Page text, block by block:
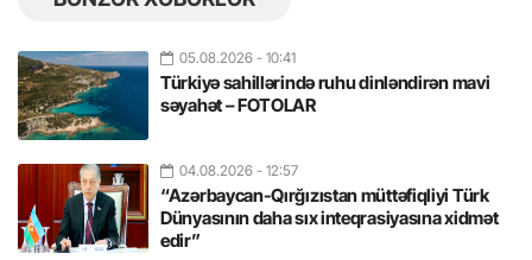
05.08.2026 - 10:41
Türkiyə sahillərində ruhu dinləndirən mavi
səyahət – FOTOLAR
04.08.2026 - 12:57
“Azərbaycan-Qırğızıstan müttəfiqliyi Türk
Dünyasının daha sıx inteqrasiyasına xidmət
edir”